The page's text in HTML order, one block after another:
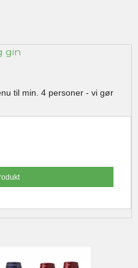
gin
til min. 4 personer - vi gør